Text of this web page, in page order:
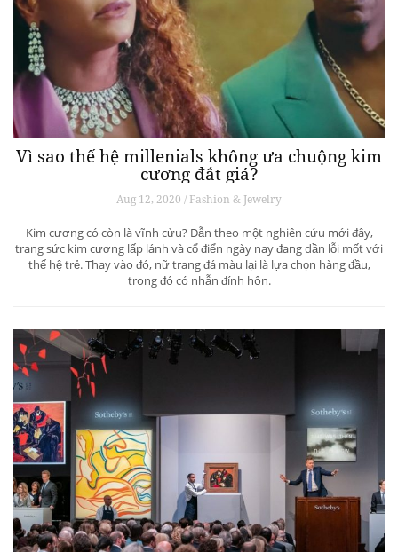
Vì sao thế hệ millenials không ưa chuộng kim
cương đắt giá?
Aug 12, 2020 / Fashion & Jewelry
Kim cương có còn là vĩnh cửu? Dẫn theo một nghiên cứu mới đây,
trang sức kim cương lấp lánh và cổ điển ngày nay đang dần lỗi mốt với
thế hệ trẻ. Thay vào đó, nữ trang đá màu lại là lựa chọn hàng đầu,
trong đó có nhẫn đính hôn.